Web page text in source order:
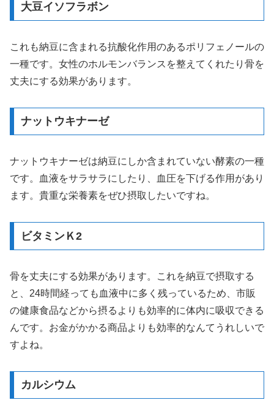
大豆イソフラボン
これも納豆に含まれる抗酸化作用のあるポリフェノールの
一種です。女性のホルモンバランスを整えてくれたり骨を
丈夫にする効果があります。
ナットウキナーゼ
ナットウキナーゼは納豆にしか含まれていない酵素の一種
です。血液をサラサラにしたり、血圧を下げる作用があり
ます。貴重な栄養素をぜひ摂取したいですね。
ビタミンＫ2
骨を丈夫にする効果があります。これを納豆で摂取する
と、24時間経っても血液中に多く残っているため、市販
の健康食品などから摂るよりも効率的に体内に吸収できる
んです。お金がかかる商品よりも効率的なんてうれしいで
すよね。
カルシウム